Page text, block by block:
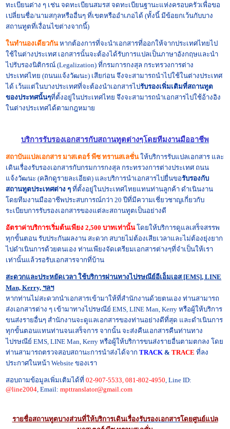
ทะเบียนต่าง ๆ เช่น จดทะเบียนสมรส จดทะเบียนฐานะแห่งครอบครัวเพื่อขอ
เปลี่ยนชื่อ/นามสกุลหรืออื่นๆ ที่เขตหรืออำเภอได้ (ทั้งนี้ มีข้อยกเว้นกับบาง
สถานทูตที่เงื่อนไขต่างจากนี้)
ในทำนองเดียวกันหากต้องการที่จะนำเอกสารที่ออกให้จากประเทศไทยไป
ใช้ในต่างประเทศ เอกสารนั้นจะต้องได้รับการแปลเป็นภาษาอังกฤษและนำ
ไปรับรองนิติกรณ์ (Legalization) ที่กรมการกงสุล กระทรวงการต่าง
ประเทศไทย (ถนนแจ้งวัฒนะ) เสียก่อน จึงจะสามารถนำไปใช้ในต่างประเทศ
ได้ เว้นแต่ในบางประเทศที่จะต้องนำเอกสารไปรับรองเพิ่มเติมที่สถานทูต
ของประทศนั้นๆที่ตั้งอยู่ในประเทศไทย จึงจะสามารถนำเอกสารไปใช้อ้างอิง
ในต่างประเทศได้ตามกฎหมาย
บริการรับรองเอกสารกับสถานทูตต่างๆโดยทีมงานมืออาชีพ
สถาบันแปลเอกสาร มาสเตอร์ พีซ ทรานสเลชั่นให้บริการรับแปลเอกสาร และ
เดินเรื่องรับรองเอกสารกับกรมการกงสุล กระทรวงการต่างประเทศ ถนน
แจ้งวัฒนะ(คลิกดูรายละเอียด) และบริการนำเอกสารไปยื่นขอรับรองกับ
สถานทูตประเทศต่าง ๆ ที่ตั้งอยู่ในประเทศไทยแทนท่านลูกค้า ดำเนินงาน
โดยทีมงานมืออาชีพประสบการณ์กว่า 20 ปีที่มีความเชี่ยวชาญเกี่ยวกับ
ระเบียบการรับรองเอกสารของแต่ละสถานทูตเป็นอย่างดี
อัตราค่าบริการเริ่มต้นเพียง 2,500 บาทเท่านั้นโดยให้บริการดูแลเสร็จสรรพ
ทุกขั้นตอน รับประกันผลงาน สะดวก สบายไม่ต้องเสียเวลาและไม่ต้องยุ่งยาก
ไปดำเนินการด้วยตนเอง ท่านเพียงจัดเตรียมเอกสารต่างๆที่จำเป็นให้เรา
เท่านั้นแล้วรอรับเอกสารจากที่บ้าน
สะดวกและประหยัดเวลา ใช้บริการผ่านทางไปรษณีย์อีเอ็มเอส [EMS], LINE
Man, Kerry, ฯลฯ
หากท่านไม่สะดวกนำเอกสารเข้ามาให้ที่สำนักงานด้วยตนเอง ท่านสามารถ
ส่งเอกสารต่าง ๆ เข้ามาทางไปรษณีย์ EMS, LINE Man, Kerry หรือผู้ให้บริการ
ขนส่งรายอื่นๆ สำนักงานจะดูแลเอกสารของท่านอย่างดีที่สุด และดำเนินการ
ทุกขั้นตอนแทนท่านจนเสร็จการ จากนั้น จะส่งคืนเอกสารคืนท่านทาง
ไปรษณีย์ EMS, LINE Man, Kerry หรือผู้ให้บริการขนส่งรายอื่นตามตกลง โดย
ท่านสามารถตรวจสอบสถานะการนำส่งได้จาก TRACK & TRACE ที่ลง
ประกาศในหน้า Website ของเรา
สอบถามข้อมูลเพิ่มเติมได้ที่02-907-5533, 081-802-4950 , Line ID:
@line2004 , Email:mpttranslator@gmail.com
รายชื่อสถานทูตบางส่วนที่ให้บริการเดินเรื่องรับรองเอกสารโดยศูนย์แปล